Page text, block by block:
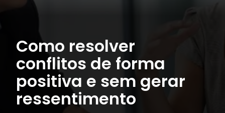
Como resolver
conflitos de forma
positiva e sem gerar
ressentimento